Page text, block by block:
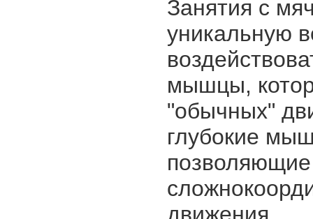
Занятия с
уникальную
мышцы,
"обычных"
глубокие
движения.